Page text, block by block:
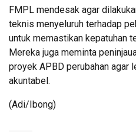
FMPL mendesak agar
teknis menyeluruh terhadap
untuk memastikan kepatuhan
Mereka juga meminta
proyek APBD perubahan agar
akuntabel.
(Adi/Ibong)